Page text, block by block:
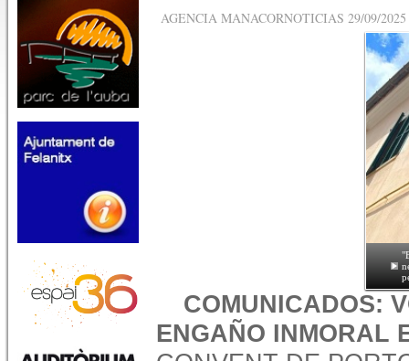
AGENCIA MANACORNOTICIAS 29/09/
COMUNICADOS:
ENGAÑO INMORAL